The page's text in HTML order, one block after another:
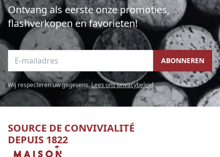
Ontvang als eerste onze promoties,
flashverkopen en favorieten!
E-mailadres ABONNEREN
Wij respecteren uw gegevens.Lees ons privacybeleid.
SOURCE DE CONVIVIALITÉ
DEPUIS 1822
Nicolas